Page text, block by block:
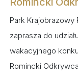
Park
zaprasza do
wakacyjnego
Romincki